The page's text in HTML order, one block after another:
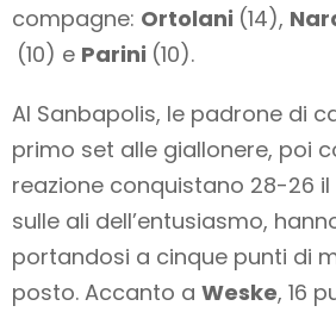
compagne: Ortolani (14),
(10) e Parini (10).
Al Sanbapolis, le padrone di
primo set alle giallonere, poi
reazione conquistano 28-26
sulle ali dell’entusiasmo,
portandosi a cinque punti di
posto. Accanto a Weske, 16